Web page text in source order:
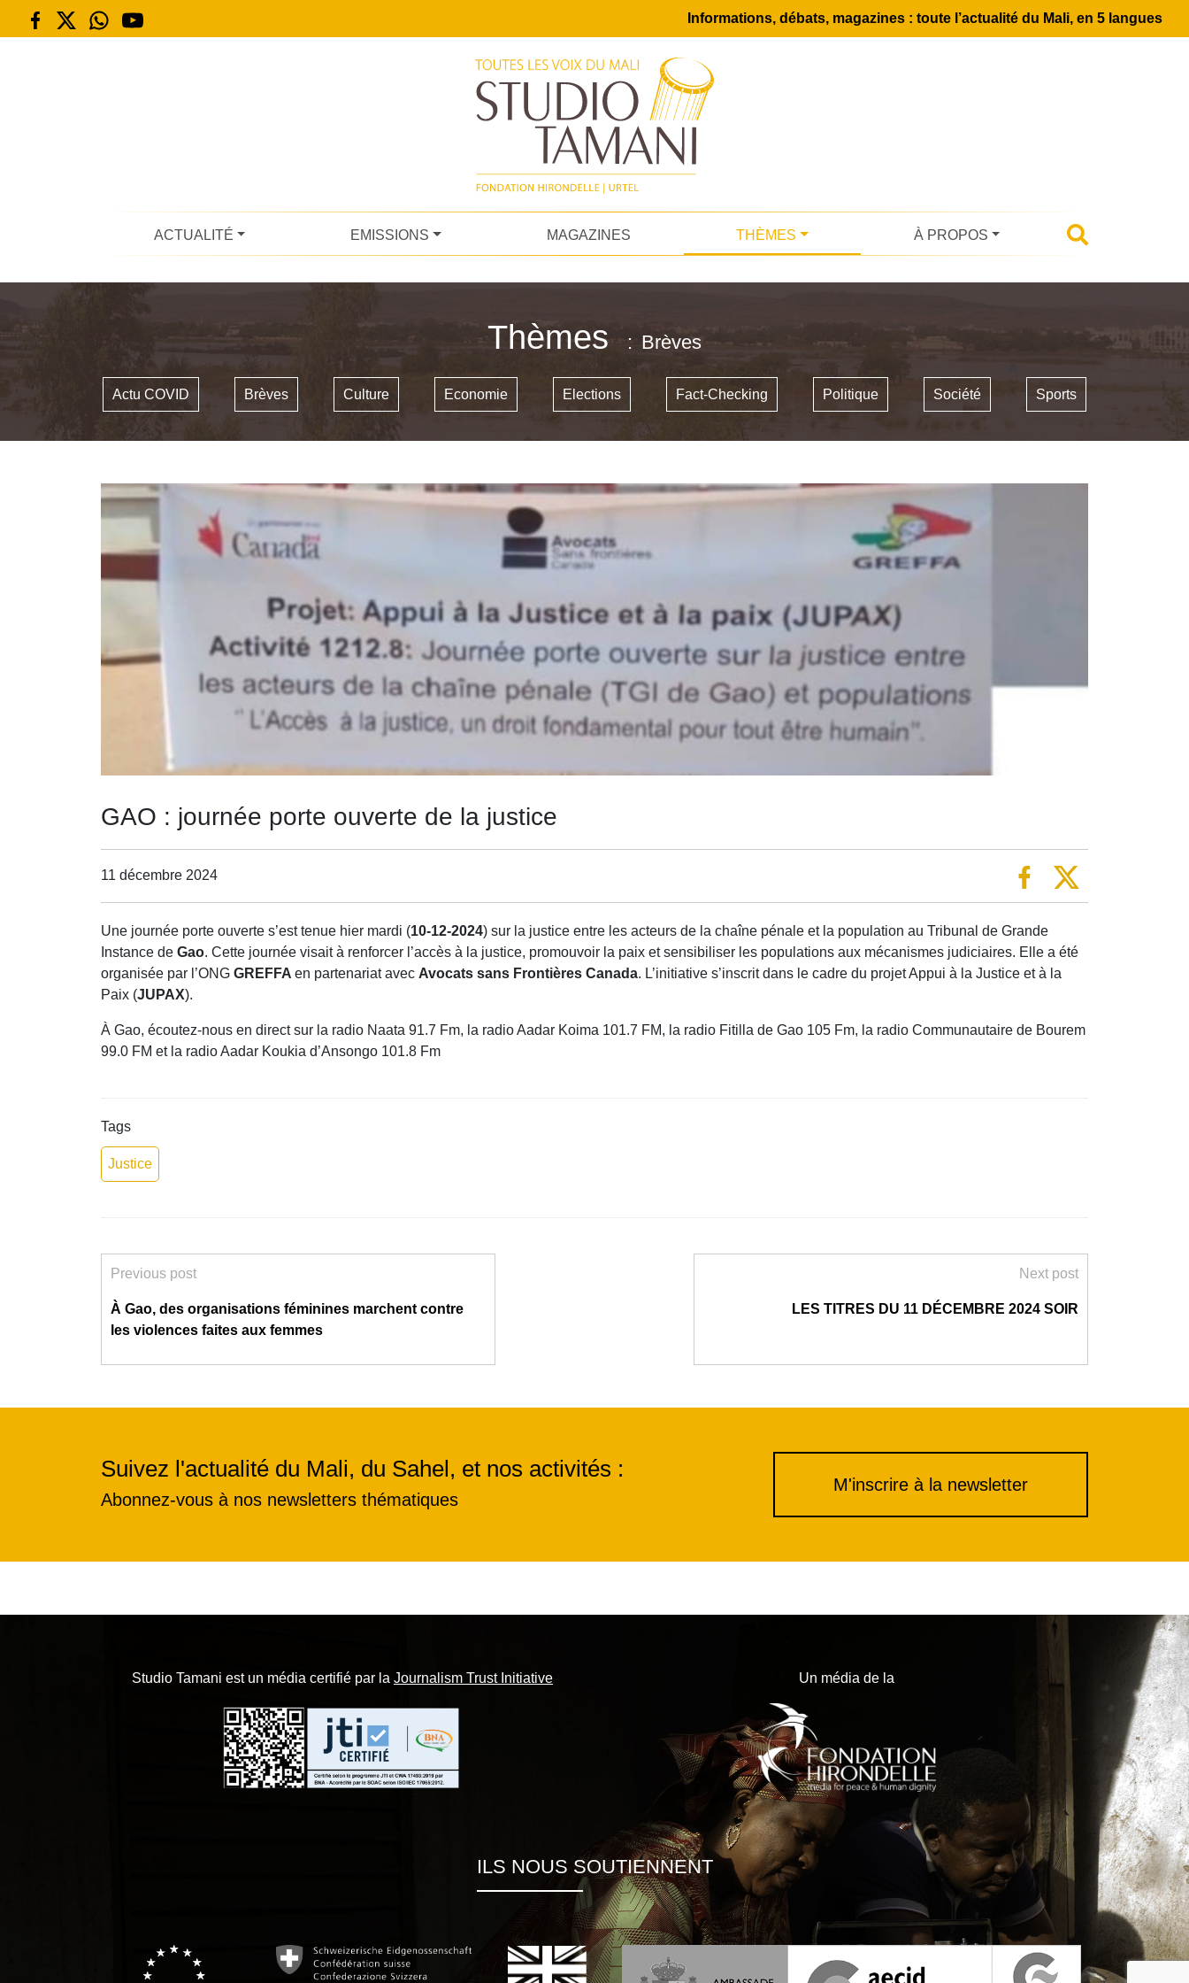
Informations, débats, magazines : toute l’actualité du Mali, en 5 langues
ACTUALITÉ EMISSIONS MAGAZINES THÈMES À PROPOS
Thèmes Brèves
Actu COVID Brèves Culture Economie Elections Fact-Checking Politique Société Sports
GAO : journée porte ouverte de la justice
11 décembre 2024
Une journée porte ouverte s’est tenue hier mardi (10-12-2024) sur la justice entre les acteurs de la chaîne pénale et la population au Tribunal de Grande
Instance de Gao. Cette journée visait à renforcer l’accès à la justice, promouvoir la paix et sensibiliser les populations aux mécanismes judiciaires. Elle a été
organisée par l’ONG GREFFA en partenariat avec Avocats sans Frontières Canada. L’initiative s’inscrit dans le cadre du projet Appui à la Justice et à la
Paix (JUPAX).
À Gao, écoutez-nous en direct sur la radio Naata 91.7 Fm, la radio Aadar Koima 101.7 FM, la radio Fitilla de Gao 105 Fm, la radio Communautaire de Bourem
99.0 FM et la radio Aadar Koukia d’Ansongo 101.8 Fm
Tags
Justice
Previous post
À Gao, des organisations féminines marchent contre
les violences faites aux femmes
Next post
LES TITRES DU 11 DÉCEMBRE 2024 SOIR
Suivez l'actualité du Mali, du Sahel, et nos activités :
Abonnez-vous à nos newsletters thématiques
M'inscrire à la newsletter
Studio Tamani est un média certifié par la Journalism Trust Initiative Un média de la
ILS NOUS SOUTIENNENT